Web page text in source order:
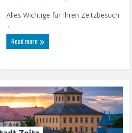
Alles Wichtige für Ihren Zeitzbesuch
...
Read more